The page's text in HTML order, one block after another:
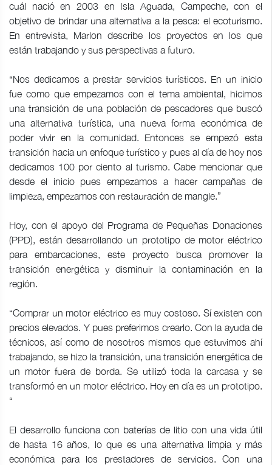
cuál nació en 2003 en Isla Aguada, Campeche, con el
objetivo de brindar una alternativa a la pesca: el ecoturismo.
En entrevista, Marlon describe los proyectos en los que
están trabajando y sus perspectivas a futuro.
“Nos dedicamos a prestar servicios turísticos. En un inicio
fue como que empezamos con el tema ambiental, hicimos
una transición de una población de pescadores que buscó
una alternativa turística, una nueva forma económica de
poder vivir en la comunidad. Entonces se empezó esta
transición hacia un enfoque turístico y pues al día de hoy nos
dedicamos 100 por ciento al turismo. Cabe mencionar que
desde el inicio pues empezamos a hacer campañas de
limpieza, empezamos con restauración de mangle.”
Hoy, con el apoyo del Programa de Pequeñas Donaciones
(PPD), están desarrollando un prototipo de motor eléctrico
para embarcaciones, este proyecto busca promover la
transición energética y disminuir la contaminación en la
región.
“Comprar un motor eléctrico es muy costoso. Sí existen con
precios elevados. Y pues preferimos crearlo. Con la ayuda de
técnicos, así como de nosotros mismos que estuvimos ahí
trabajando, se hizo la transición, una transición energética de
un motor fuera de borda. Se utilizó toda la carcasa y se
transformó en un motor eléctrico. Hoy en día es un prototipo.
“
El desarrollo funciona con baterías de litio con una vida útil
de hasta 16 años, lo que es una alternativa limpia y más
económica para los prestadores de servicios. Con una